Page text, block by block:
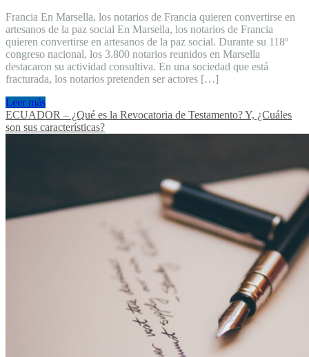
Francia En Marsella, los notarios de Francia quieren convertirse en
artesanos de la paz social En Marsella, los notarios de Francia
quieren convertirse en artesanos de la paz social. Durante su 118º
congreso nacional, los 3.800 notarios reunidos en Marsella
destacaron su actividad consultiva. En una sociedad que está
fracturada, los notarios pretenden ser actores […]
Leer más
ECUADOR – ¿Qué es la Revocatoria de Testamento? Y, ¿Cuáles
son sus características?